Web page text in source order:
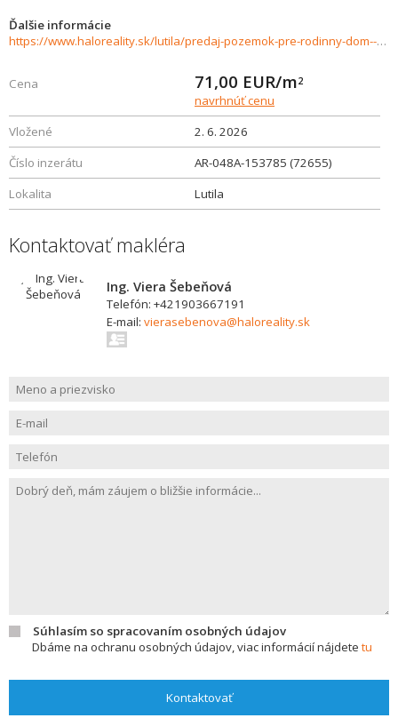
Ďalšie informácie
https://www.haloreality.sk/lutila/predaj-pozemok-pre-rodinny-dom---2535-m2-lutila---exkluzivne-halo-reality/72655
Cena 71,00 EUR/m2
navrhnúť cenu
Vložené
2. 6. 2026
Číslo inzerátu
AR-048A-153785 (72655)
Lokalita
Lutila
Kontaktovať makléra
Ing. Viera Šebeňová
Telefón: +421903667191
E-mail: vierasebenova@haloreality.sk
Súhlasím so spracovaním osobných údajov
Dbáme na ochranu osobných údajov, viac informácií nájdete tu
Kontaktovať